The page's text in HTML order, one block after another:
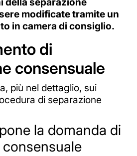
modificate tramite un
in camera di consiglio.
di
consensuale
più nel dettaglio, sui
di separazione
la domanda di